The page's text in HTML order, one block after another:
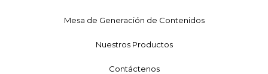
Mesa de Generación de Contenidos
Nuestros Productos
Contáctenos